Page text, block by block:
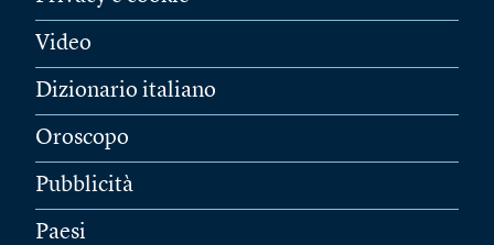
Video
Dizionario italiano
Oroscopo
Pubblicità
Paesi